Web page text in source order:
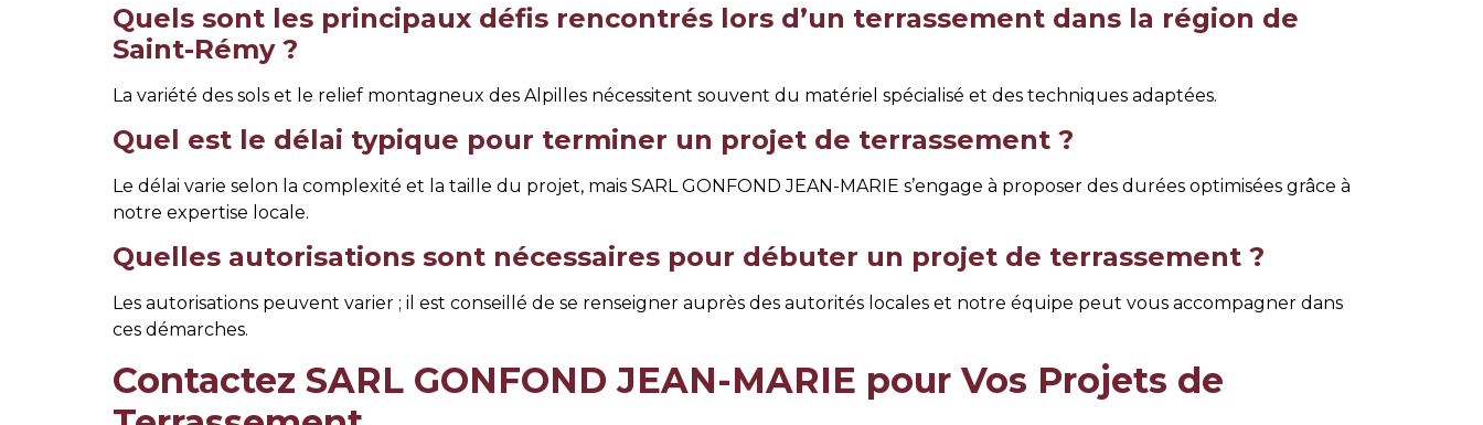
Quels sont les principaux défis rencontrés lors d’un terrassement dans la région de
Saint-Rémy ?
La variété des sols et le relief montagneux des Alpilles nécessitent souvent du matériel spécialisé et des techniques adaptées.
Quel est le délai typique pour terminer un projet de terrassement ?
Le délai varie selon la complexité et la taille du projet, mais SARL GONFOND JEAN-MARIE s’engage à proposer des durées optimisées grâce à
notre expertise locale.
Quelles autorisations sont nécessaires pour débuter un projet de terrassement ?
Les autorisations peuvent varier ; il est conseillé de se renseigner auprès des autorités locales et notre équipe peut vous accompagner dans
ces démarches.
Contactez SARL GONFOND JEAN-MARIE pour Vos Projets de